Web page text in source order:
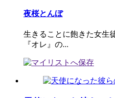
夜桜とんぼ
生きることに飽きた女生
『オレ』の...